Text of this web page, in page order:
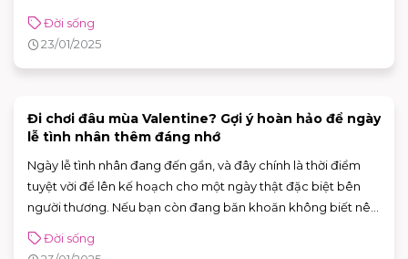
Đời sống
23/01/2025
Đi chơi đâu mùa Valentine? Gợi ý hoàn hảo để ngày
lễ tình nhân thêm đáng nhớ
Ngày lễ tình nhân đang đến gần, và đây chính là thời điểm
tuyệt vời để lên kế hoạch cho một ngày thật đặc biệt bên
người thương. Nếu bạn còn đang băn khoăn không biết nên
vị từ xem phim, mua quà đến ăn uống tại các địa điểm lý
Đời sống